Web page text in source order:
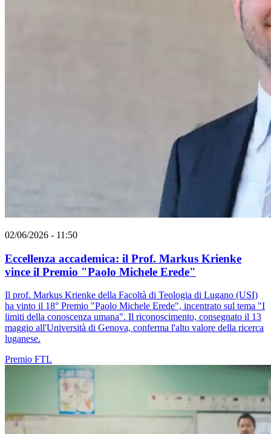
02/06/2026 - 11:50
Eccellenza accademica: il Prof. Markus Krienke
vince il Premio "Paolo Michele Erede"
Il prof. Markus Krienke della Facoltà di Teologia di Lugano (USI)
ha vinto il 18° Premio "Paolo Michele Erede", incentrato sul tema "I
limiti della conoscenza umana". Il riconoscimento, consegnato il 13
maggio all'Università di Genova, conferma l'alto valore della ricerca
luganese.
Premio FTL